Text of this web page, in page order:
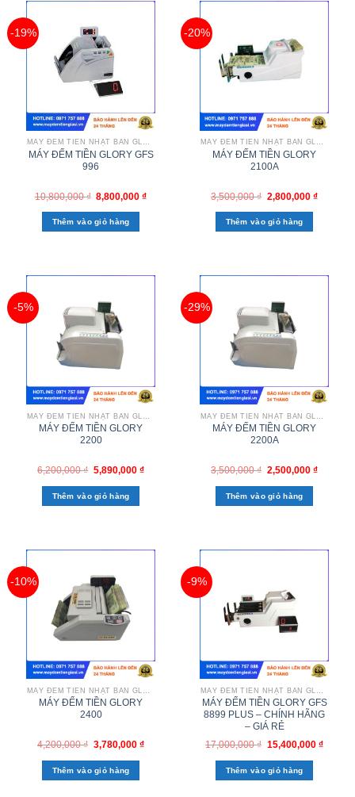
-19%
MÁY ĐẾM TIỀN NHẬT BẢN GLORY
MÁY ĐẾM TIỀN GLORY GFS
996
10,800,000₫ 8,800,000₫
Thêm vào giỏ hàng
-20%
MÁY ĐẾM TIỀN NHẬT BẢN GLORY
MÁY ĐẾM TIỀN GLORY
2100A
3,500,000₫ 2,800,000 ₫
Thêm vào giỏ hàng
-5%
MÁY ĐẾM TIỀN GLORY
2200
6,200,000₫ 5,890,000 ₫
Thêm vào giỏ hàng
-29%
MÁY ĐẾM TIỀN GLORY
2200A
3,500,000₫ 2,500,000 ₫
Thêm vào giỏ hàng
-10%
MÁY ĐẾM TIỀN GLORY
2400
4,200,000₫ 3,780,000 ₫
Thêm vào giỏ hàng
-9%
MÁY ĐẾM TIỀN GLORY GFS
8899 PLUS – CHÍNH HÃNG
– GIÁ RẺ
17,000,000₫ 15,400,000 ₫
Thêm vào giỏ hàng